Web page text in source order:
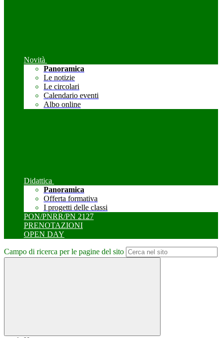
Novità
Panoramica
Le notizie
Le circolari
Calendario eventi
Albo online
Didattica
Panoramica
Offerta formativa
I progetti delle classi
PON/PNRR/PN 2127
PRENOTAZIONI
OPEN DAY
Campo di ricerca per le pagine del sito